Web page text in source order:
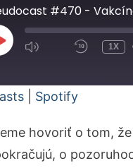
1X
Spotify
hovoriť o tom,
o